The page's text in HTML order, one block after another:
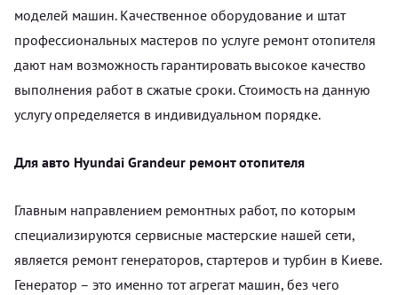
моделей машин. Качественное оборудование и штат
профессиональных мастеров по услуге ремонт отопителя
дают нам возможность гарантировать высокое качество
выполнения работ в сжатые сроки. Стоимость на данную
услугу определяется в индивидуальном порядке.
Для авто Hyundai Grandeur ремонт отопителя
Главным направлением ремонтных работ, по которым
специализируются сервисные мастерские нашей сети,
является ремонт генераторов, стартеров и турбин в Киеве.
Генератор – это именно тот агрегат машин, без чего